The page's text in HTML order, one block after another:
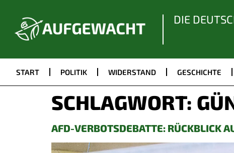
DIE
START POLITIK WIDERSTAND GESCHICHTE
SCHLAGWORT:
AFD-VERBOTSDEBATTE: RÜCKBLICK